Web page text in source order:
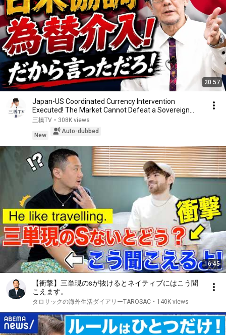
20:57
Japan-US Coordinated Currency Intervention
Executed! The Market Cannot Defeat a Sovereign
Currenc...
三橋TV • 308K views
New
Auto-dubbed
16:45
【衝撃】三単現のsが抜けるとネイティブにはこう聞
こえます。
タロサックの海外生活ダイアリーTAROSAC • 140K views